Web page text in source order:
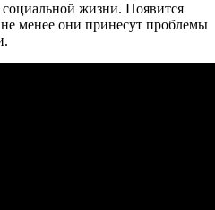
жизни. Появится
менее они принесут проблемы